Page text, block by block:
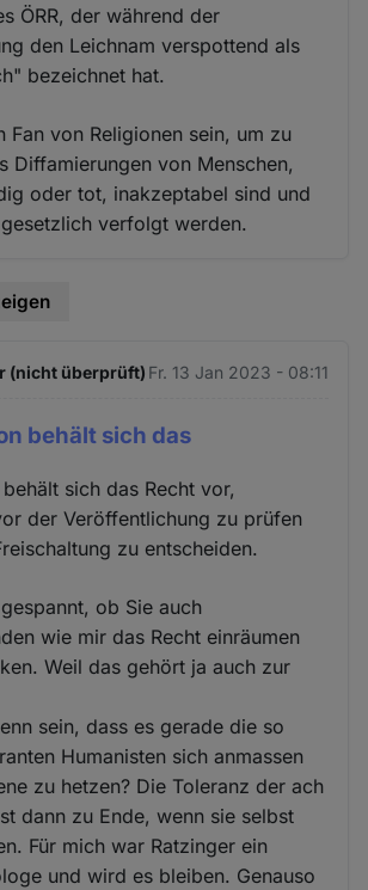
ÖRR, der während der
den Leichnam verspottend als
bezeichnet hat.
Fan von Religionen sein, um zu
Diffamierungen von Menschen,
oder tot, inakzeptabel sind und
verfolgt werden.
(nicht überprüft) Fr. 13 Jan 2023 - 08:11
behält sich das
sich das Recht vor,
der Veröffentlichung zu prüfen
zu entscheiden.
ob Sie auch
wie mir das Recht einräumen
Weil das gehört ja auch zur
sein, dass es gerade die so
Humanisten sich anmassen
zu hetzen? Die Toleranz der ach
dann zu Ende, wenn sie selbst
Für mich war Ratzinger ein
und wird es bleiben. Genauso